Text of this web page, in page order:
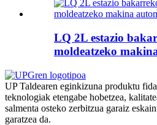
LQ 2L estazio
moldeatzeko
UP Taldearen eginkizuna produktu
teknologiak etengabe hobetzea,
salmenta osteko zerbitzua garaiz
garatzea da.